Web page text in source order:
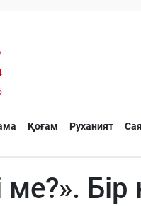
Қоғам Руханият